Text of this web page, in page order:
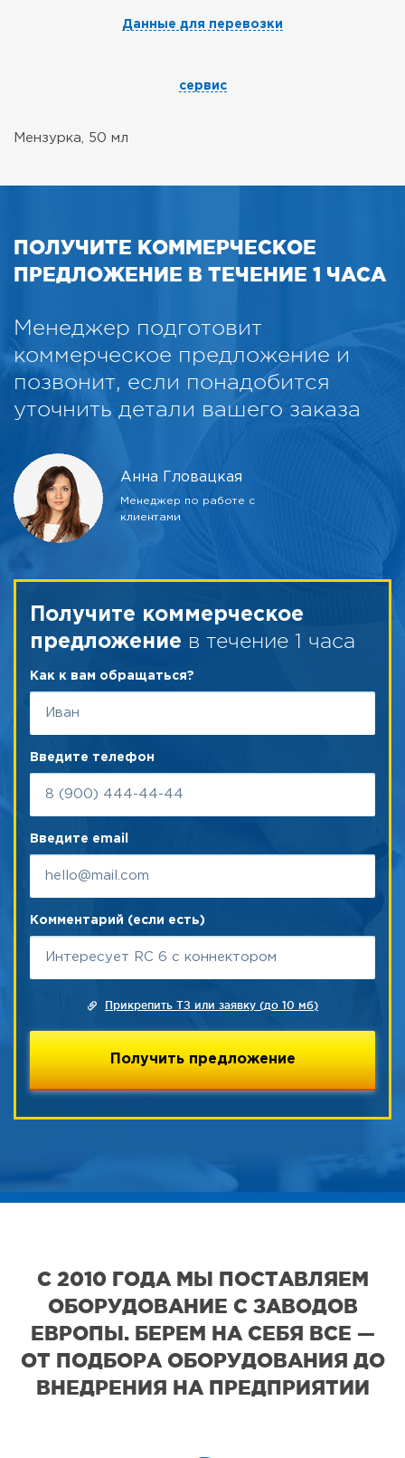
Данные для перевозки
сервис
Мензурка, 50 мл
ПОЛУЧИТЕ КОММЕРЧЕСКОЕ
ПРЕДЛОЖЕНИЕ В ТЕЧЕНИЕ 1 ЧАСА
Менеджер подготовит
коммерческое предложение и
позвонит, если понадобится
уточнить детали вашего заказа
Анна Гловацкая
Менеджер по работе с
клиентами
Получите коммерческое
предложение в течение 1 часа
Как к вам обращаться?
Введите телефон
Введите email
Комментарий (если есть)
Прикрепить ТЗ или заявку (до 10 мб)
С 2010 ГОДА МЫ ПОСТАВЛЯЕМ
ОБОРУДОВАНИЕ С ЗАВОДОВ
ЕВРОПЫ. БЕРЕМ НА СЕБЯ ВСЕ —
ОТ ПОДБОРА ОБОРУДОВАНИЯ ДО
ВНЕДРЕНИЯ НА ПРЕДПРИЯТИИ